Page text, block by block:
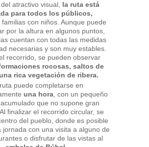
atractivo visual, la ruta está
para todos los públicos,
familias con niños. Aunque puede
por la altura en algunos puntos,
cuentan con todas las medidas
necesarias y son muy estables.
recorrido, se pueden observar
rocosas, saltos de
rica vegetación de ribera.
puede completarse en
una hora, con un pequeño
que no supone gran
finalizar el recorrido circular, se
del pueblo, donde es posible
jornada con una visita a alguno de
o disfrutar de las vistas al